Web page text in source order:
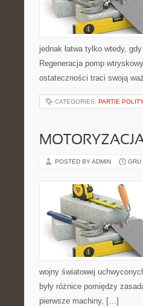
jednak łatwa tylko wtedy,
Regeneracja pomp
ostateczności traci swoją
CATEGORIES: PARTIE
POSTED BY ADMIN GRU
wojny światowej
były różnice pomiędzy
pierwsze machiny, […]